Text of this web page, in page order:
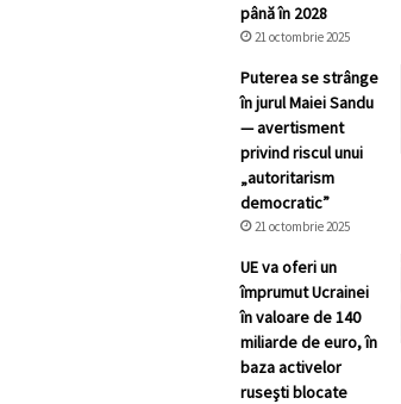
până în 2028
21 octombrie 2025
Puterea se strânge
în jurul Maiei Sandu
— avertisment
privind riscul unui
„autoritarism
democratic”
21 octombrie 2025
UE va oferi un
împrumut Ucrainei
în valoare de 140
miliarde de euro, în
baza activelor
ruseşti blocate